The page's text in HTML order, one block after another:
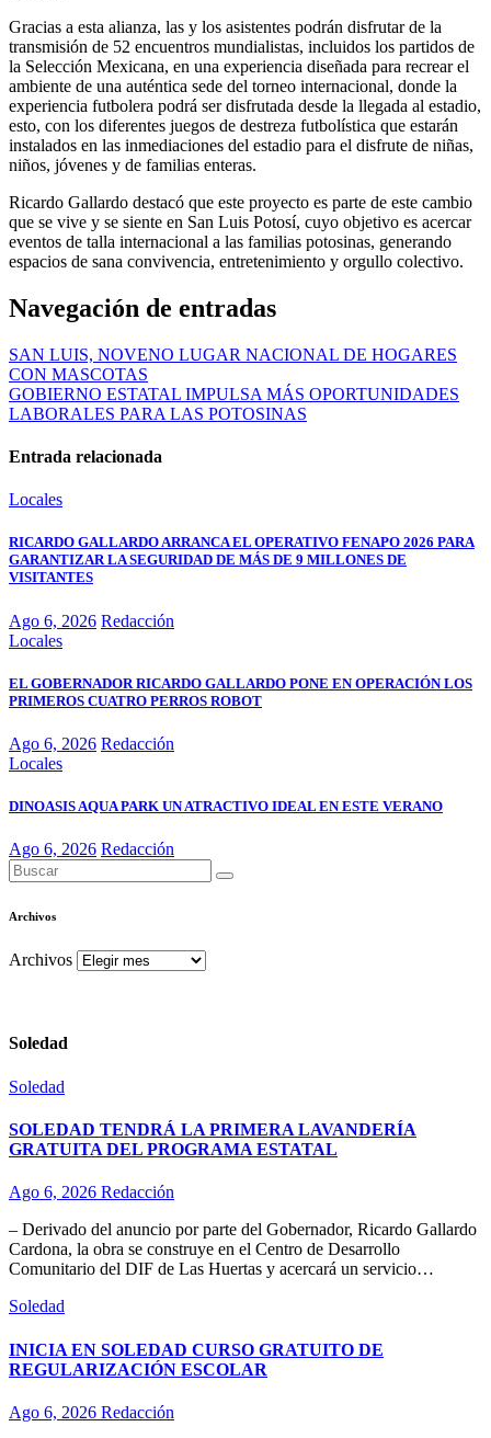
Gracias a esta alianza, las y los asistentes podrán disfrutar de la
transmisión de 52 encuentros mundialistas, incluidos los partidos de
la Selección Mexicana, en una experiencia diseñada para recrear el
ambiente de una auténtica sede del torneo internacional, donde la
experiencia futbolera podrá ser disfrutada desde la llegada al estadio,
esto, con los diferentes juegos de destreza futbolística que estarán
instalados en las inmediaciones del estadio para el disfrute de niñas,
niños, jóvenes y de familias enteras.
Ricardo Gallardo destacó que este proyecto es parte de este cambio
que se vive y se siente en San Luis Potosí, cuyo objetivo es acercar
eventos de talla internacional a las familias potosinas, generando
espacios de sana convivencia, entretenimiento y orgullo colectivo.
Navegación de entradas
SAN LUIS, NOVENO LUGAR NACIONAL DE HOGARES
CON MASCOTAS
GOBIERNO ESTATAL IMPULSA MÁS OPORTUNIDADES
LABORALES PARA LAS POTOSINAS
Entrada relacionada
Locales
RICARDO GALLARDO ARRANCA EL OPERATIVO FENAPO 2026 PARA
GARANTIZAR LA SEGURIDAD DE MÁS DE 9 MILLONES DE
VISITANTES
Ago 6, 2026 Redacción
Locales
EL GOBERNADOR RICARDO GALLARDO PONE EN OPERACIÓN LOS
PRIMEROS CUATRO PERROS ROBOT
Ago 6, 2026 Redacción
Locales
DINOASIS AQUA PARK UN ATRACTIVO IDEAL EN ESTE VERANO
Ago 6, 2026 Redacción
Archivos
Archivos
Soledad
Soledad
SOLEDAD TENDRÁ LA PRIMERA LAVANDERÍA
GRATUITA DEL PROGRAMA ESTATAL
Ago 6, 2026 Redacción
– Derivado del anuncio por parte del Gobernador, Ricardo Gallardo
Cardona, la obra se construye en el Centro de Desarrollo
Comunitario del DIF de Las Huertas y acercará un servicio…
Soledad
INICIA EN SOLEDAD CURSO GRATUITO DE
REGULARIZACIÓN ESCOLAR
Ago 6, 2026 Redacción